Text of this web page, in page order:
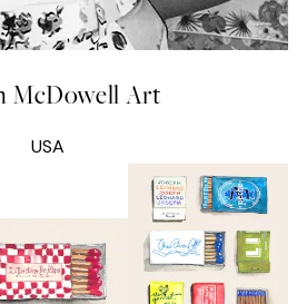
McDowell Art
USA